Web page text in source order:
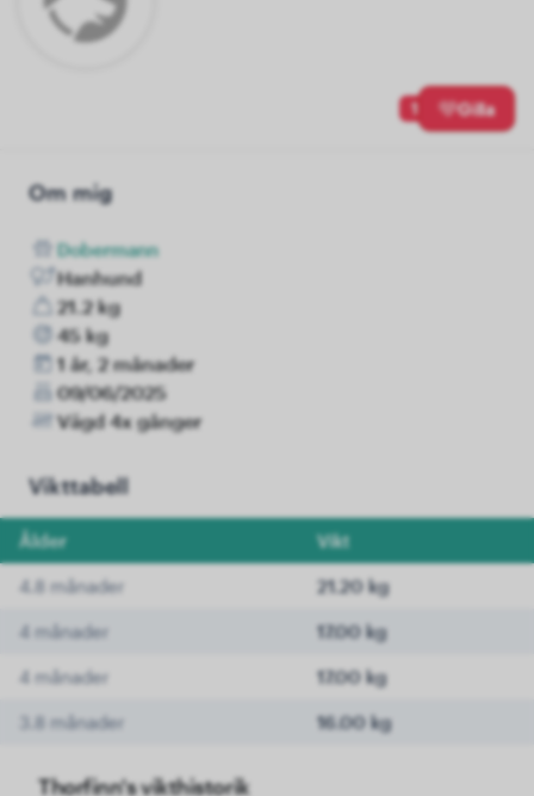
1 Gilla
Om mig
Dobermann
Hanhund
21.2 kg
45 kg
1 år, 2 månader
09/06/2025
Vägd 4x gånger
Vikttabell
Ålder Vikt
4.8 månader 21.20 kg
4 månader 17.00 kg
4 månader 17.00 kg
3.8 månader 16.00 kg
Thorfinn's vikthistorik